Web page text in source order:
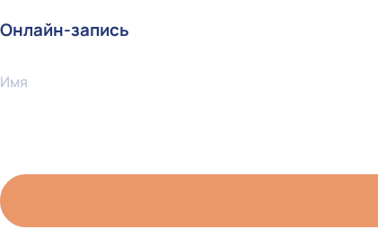
Онлайн-запись
Имя